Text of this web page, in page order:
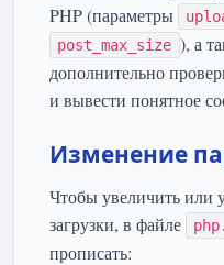
PHP (параметры
post_max_size ), а
дополнительно
и вывести понятное
Изменение
Чтобы увеличить или
загрузки, в файле
прописать: